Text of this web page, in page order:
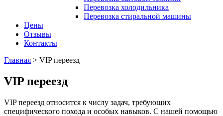
Перевозка холодильника
Перевозка стиральной машины
Цены
Отзывы
Контакты
Главная > VIP переезд
VIP переезд
VIP переезд относится к числу задач, требующих
специфического похода и особых навыков. С нашей помощью